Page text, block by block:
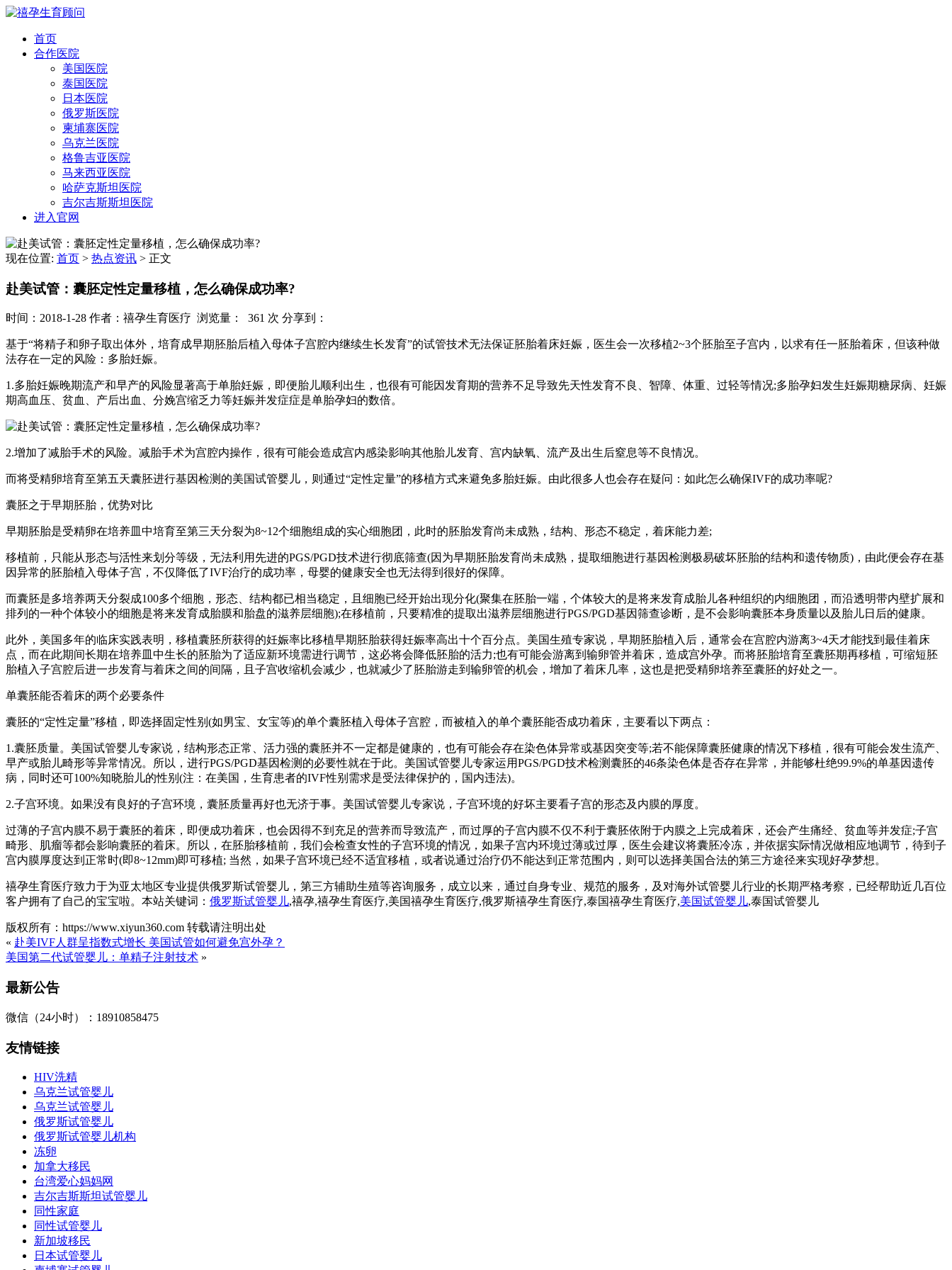
首页
合作医院
美国医院
泰国医院
日本医院
俄罗斯医院
柬埔寨医院
乌克兰医院
格鲁吉亚医院
马来西亚医院
哈萨克斯坦医院
吉尔吉斯斯坦医院
进入官网
现在位置: 首页 > 热点资讯 > 正文
赴美试管：囊胚定性定量移植，怎么确保成功率?
时间：2018-1-28 作者：禧孕生育医疗 浏览量： 361 次 分享到：
基于“将精子和卵子取出体外，培育成早期胚胎后植入母体子宫腔内继续生长发育”的试管技术无法保证胚胎着床妊娠，医生会一次移植2~3个胚胎至子宫内，以求有任一胚胎着床，但该种做
法存在一定的风险：多胎妊娠。
1.多胎妊娠晚期流产和早产的风险显著高于单胎妊娠，即便胎儿顺利出生，也很有可能因发育期的营养不足导致先天性发育不良、智障、体重、过轻等情况;多胎孕妇发生妊娠期糖尿病、妊娠
期高血压、贫血、产后出血、分娩宫缩乏力等妊娠并发症症是单胎孕妇的数倍。
2.增加了减胎手术的风险。减胎手术为宫腔内操作，很有可能会造成宫内感染影响其他胎儿发育、宫内缺氧、流产及出生后窒息等不良情况。
而将受精卵培育至第五天囊胚进行基因检测的美国试管婴儿，则通过“定性定量”的移植方式来避免多胎妊娠。由此很多人也会存在疑问：如此怎么确保IVF的成功率呢?
囊胚之于早期胚胎，优势对比
早期胚胎是受精卵在培养皿中培育至第三天分裂为8~12个细胞组成的实心细胞团，此时的胚胎发育尚未成熟，结构、形态不稳定，着床能力差;
移植前，只能从形态与活性来划分等级，无法利用先进的PGS/PGD技术进行彻底筛查(因为早期胚胎发育尚未成熟，提取细胞进行基因检测极易破坏胚胎的结构和遗传物质)，由此便会存在基
因异常的胚胎植入母体子宫，不仅降低了IVF治疗的成功率，母婴的健康安全也无法得到很好的保障。
而囊胚是多培养两天分裂成100多个细胞，形态、结构都已相当稳定，且细胞已经开始出现分化(聚集在胚胎一端，个体较大的是将来发育成胎儿各种组织的内细胞团，而沿透明带内壁扩展和
排列的一种个体较小的细胞是将来发育成胎膜和胎盘的滋养层细胞);在移植前，只要精准的提取出滋养层细胞进行PGS/PGD基因筛查诊断，是不会影响囊胚本身质量以及胎儿日后的健康。
此外，美国多年的临床实践表明，移植囊胚所获得的妊娠率比移植早期胚胎获得妊娠率高出十个百分点。美国生殖专家说，早期胚胎植入后，通常会在宫腔内游离3~4天才能找到最佳着床
点，而在此期间长期在培养皿中生长的胚胎为了适应新环境需进行调节，这必将会降低胚胎的活力;也有可能会游离到输卵管并着床，造成宫外孕。而将胚胎培育至囊胚期再移植，可缩短胚
胎植入子宫腔后进一步发育与着床之间的间隔，且子宫收缩机会减少，也就减少了胚胎游走到输卵管的机会，增加了着床几率，这也是把受精卵培养至囊胚的好处之一。
单囊胚能否着床的两个必要条件
囊胚的“定性定量”移植，即选择固定性别(如男宝、女宝等)的单个囊胚植入母体子宫腔，而被植入的单个囊胚能否成功着床，主要看以下两点：
1.囊胚质量。美国试管婴儿专家说，结构形态正常、活力强的囊胚并不一定都是健康的，也有可能会存在染色体异常或基因突变等;若不能保障囊胚健康的情况下移植，很有可能会发生流产、
早产或胎儿畸形等异常情况。所以，进行PGS/PGD基因检测的必要性就在于此。美国试管婴儿专家运用PGS/PGD技术检测囊胚的46条染色体是否存在异常，并能够杜绝99.9%的单基因遗传
病，同时还可100%知晓胎儿的性别(注：在美国，生育患者的IVF性别需求是受法律保护的，国内违法)。
2.子宫环境。如果没有良好的子宫环境，囊胚质量再好也无济于事。美国试管婴儿专家说，子宫环境的好坏主要看子宫的形态及内膜的厚度。
过薄的子宫内膜不易于囊胚的着床，即便成功着床，也会因得不到充足的营养而导致流产，而过厚的子宫内膜不仅不利于囊胚依附于内膜之上完成着床，还会产生痛经、贫血等并发症;子宫
畸形、肌瘤等都会影响囊胚的着床。所以，在胚胎移植前，我们会检查女性的子宫环境的情况，如果子宫内环境过薄或过厚，医生会建议将囊胚冷冻，并依据实际情况做相应地调节，待到子
宫内膜厚度达到正常时(即8~12mm)即可移植; 当然，如果子宫环境已经不适宜移植，或者说通过治疗仍不能达到正常范围内，则可以选择美国合法的第三方途径来实现好孕梦想。
禧孕生育医疗致力于为亚太地区专业提供俄罗斯试管婴儿，第三方辅助生殖等咨询服务，成立以来，通过自身专业、规范的服务，及对海外试管婴儿行业的长期严格考察，已经帮助近几百位
客户拥有了自己的宝宝啦。本站关键词： 俄罗斯试管婴儿,禧孕,禧孕生育医疗,美国禧孕生育医疗,俄罗斯禧孕生育医疗,泰国禧孕生育医疗,美国试管婴儿,泰国试管婴儿
版权所有：https://www.xiyun360.com 转载请注明出处
« 赴美IVF人群呈指数式增长 美国试管如何避免宫外孕？
美国第二代试管婴儿：单精子注射技术 »
最新公告
微信（24小时）：18910858475
友情链接
HIV洗精
乌克兰试管婴儿
乌克兰试管婴儿
俄罗斯试管婴儿
俄罗斯试管婴儿机构
冻卵
加拿大移民
台湾爱心妈妈网
吉尔吉斯斯坦试管婴儿
同性家庭
同性试管婴儿
新加坡移民
日本试管婴儿